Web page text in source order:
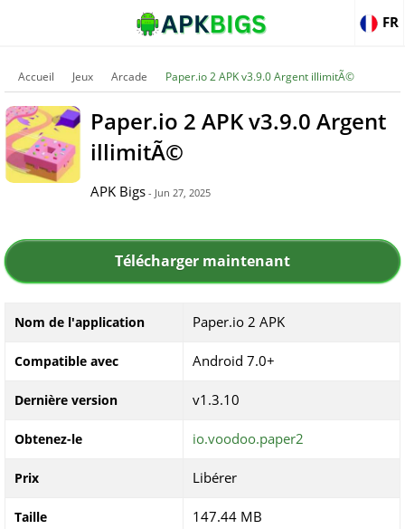
FR
Accueil Jeux Arcade Paper.io 2 APK v3.9.0 Argent illimitÃ©
Paper.io 2 APK v3.9.0 Argent
illimitÃ©
APK Bigs - Jun 27, 2025
Télécharger maintenant
Nom de l'application Paper.io 2 APK
Compatible avec Android 7.0+
Dernière version v1.3.10
Obtenez-le io.voodoo.paper2
Prix Libérer
Taille 147.44 MB